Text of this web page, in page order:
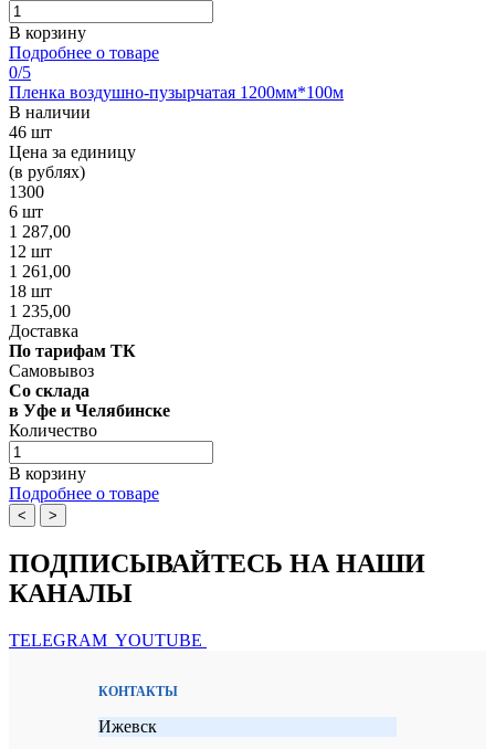
В корзину
Подробнее о товаре
0/5
Пленка воздушно-пузырчатая 1200мм*100м
В наличии
46 шт
Цена за единицу
(в рублях)
1300
6 шт
1 287,00
12 шт
1 261,00
18 шт
1 235,00
Доставка
По тарифам ТК
Самовывоз
Со склада
в Уфе и Челябинске
Количество
В корзину
Подробнее о товаре
< >
ПОДПИСЫВАЙТЕСЬ НА НАШИ
КАНАЛЫ
TELEGRAM YOUTUBE
КОНТАКТЫ
Ижевск